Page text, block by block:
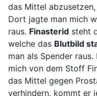
das Mittel
Dort jagte man mich
raus. Finasterid steht
welche das Blutbild
man als Spender
mich von dem Stoff
das Mittel gegen
verhindern, kommt er